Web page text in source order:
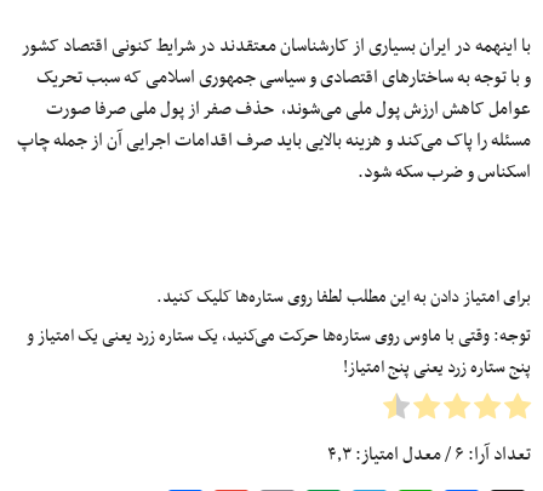
با اینهمه در ایران بسیاری از کارشناسان معتقدند در شرایط کنونی اقتصاد کشور
و با توجه به ساختارهای اقتصادی و سیاسی جمهوری اسلامی که سبب تحریک
عوامل کاهش ارزش پول ملی می‌شوند، حذف صفر از پول ملی صرفا صورت
مسئله را پاک می‌کند و هزینه بالایی باید صرف اقدامات اجرایی آن از جمله چاپ
اسکناس و ضرب سکه شود.
برای امتیاز دادن به این مطلب لطفا روی ستاره‌ها کلیک کنید.
توجه: وقتی با ماوس روی ستاره‌ها حرکت می‌کنید، یک ستاره زرد یعنی یک امتیاز و
پنج ستاره زرد یعنی پنج امتیاز!
تعداد آرا:۶/ معدل امتیاز:۴٫۳